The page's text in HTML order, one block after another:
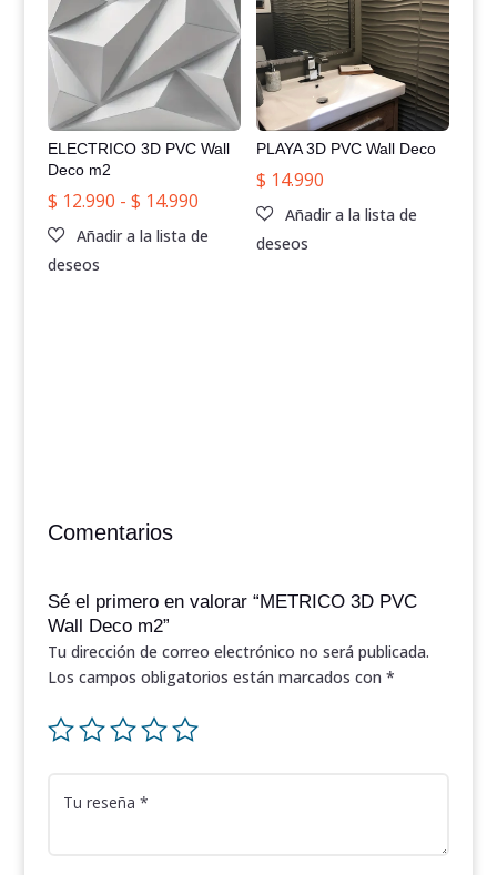
ELECTRICO 3D PVC Wall
Deco m2
$ 12.990 - $ 14.990Rango
de
precios:
PLAYA 3D PVC Wall Deco
$ 14.990
Comentarios
Sé el primero en valorar “METRICO 3D PVC
Wall Deco m2”
Tu dirección de correo electrónico no será publicada.
Los campos obligatorios están marcados con *